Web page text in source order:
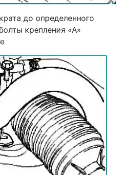
до определенного
крепления «А»